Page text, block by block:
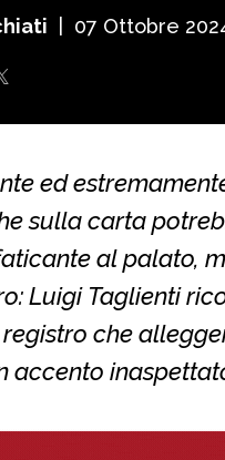
07 Ottobre
ed
sulla carta
al palato,
Luigi Taglienti
che
accento